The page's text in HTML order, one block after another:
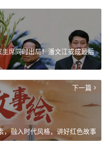
席同时出局！潘文江或成最后
下一篇
，融入时代风格，讲好红色故事